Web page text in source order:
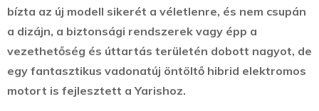
bízta az új modell sikerét a véletlenre, és nem csupán
a dizájn, a biztonsági rendszerek vagy épp a
vezethetőség és úttartás területén dobott nagyot, de
egy fantasztikus vadonatúj öntöltő hibrid elektromos
motort is fejlesztett a Yarishoz.